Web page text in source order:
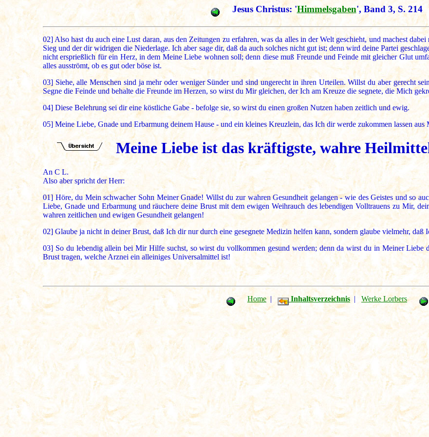
Jesus Christus: 'Himmelsgaben', Band 3, S. 214
02] Also hast du auch eine Lust daran, aus den Zeitungen zu erfahren, was da alles in der Welt geschieht, und machest
Sieg und der dir widrigen die Niederlage. Ich aber sage dir, daß da auch solches nicht gut ist; denn wird deine Partei
nicht ersprießlich für ein Herz, in dem Meine Liebe wohnen soll; denn diese muß Freunde und Feinde mit gleicher Glut
alles ausströmt, ob es gut oder böse ist.
03]Siehe, alle Menschen sind ja mehr oder weniger Sünder und sind ungerecht in ihren Urteilen. Willst du aber gerecht
Segne die Feinde und behalte die Freunde im Herzen, so wirst du Mir gleichen, der Ich am Kreuze die segnete, die Mich
04] Diese Belehrung sei dir eine köstliche Gabe - befolge sie, so wirst du einen großen Nutzen haben zeitlich und ewig.
05] Meine Liebe, Gnade und Erbarmung deinem Hause - und ein kleines Kreuzlein, das Ich dir werde zukommen lassen aus
Meine Liebe ist das kräftigste, wahre
An C L.
Also aber spricht der Herr:
01]Höre, du Mein schwacher Sohn Meiner Gnade! Willst du zur wahren Gesundheit gelangen - wie des Geistes und so
Liebe, Gnade und Erbarmung und räuchere deine Brust mit dem ewigen Weihrauch des lebendigen Volltrauens zu Mir,
wahren zeitlichen und ewigen Gesundheit gelangen!
02]Glaube ja nicht in deiner Brust, daß Ich dir nur durch eine gesegnete Medizin helfen kann, sondern glaube vielmehr, daß
03] So du lebendig allein bei Mir Hilfe suchst, so wirst du vollkommen gesund werden; denn da wirst du in Meiner Liebe
Brust tragen, welche Arznei ein alleiniges Universalmittel ist!
Home| Inhaltsverzeichnis | Werke Lorbers